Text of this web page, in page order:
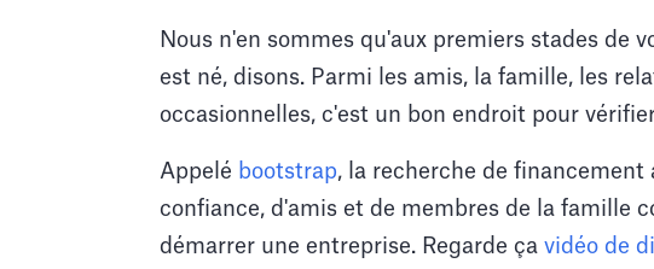
Nous n'en sommes qu'aux premiers stades de
est né, disons. Parmi les amis, la famille, les
occasionnelles, c'est un bon endroit pour
Appelé bootstrap, la recherche de financement
confiance, d'amis et de membres de la famille
démarrer une entreprise. Regarde ça vidéo de